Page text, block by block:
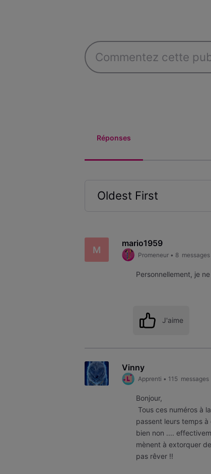
Réponses
Oldest First
First
M
mario1959
Promeneur• 8 messages
Personnellement, je
J'aime
Vinny
Apprenti • 115 messages
Bonjour,
Tous ces numéros à
passent leurs temps
bien non ....
mènent à extorquer
pas rêver !!